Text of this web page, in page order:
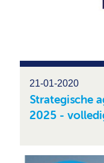
21-01-2020
Strategische
2025 -